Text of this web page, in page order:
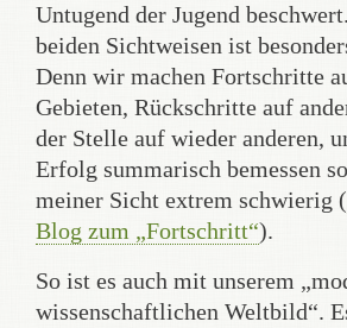
Untugend der Jugend
beiden Sichtweisen ist
Denn wir machen Fortschritte
Gebieten, Rückschritte auf
der Stelle auf wieder anderen,
Erfolg summarisch bemessen
meiner Sicht extrem schwierig (
Blog zum „Fortschritt“).
So ist es auch mit unserem
wissenschaftlichen Weltbild“.